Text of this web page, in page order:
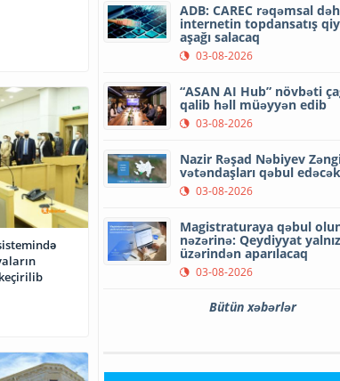
ADB: CAREC rəqəmsal
internetin topdansatış
aşağı salacaq
03-08-2026
“ASAN AI Hub” növbəti
qalib həll müəyyən edib
03-08-2026
Nazir Rəşad Nəbiyev
vətəndaşları qəbul edəcək
03-08-2026
Magistraturaya qəbul
nəzərinə: Qeydiyyat
üzərindən aparılacaq
03-08-2026
Bütün xəbərlər